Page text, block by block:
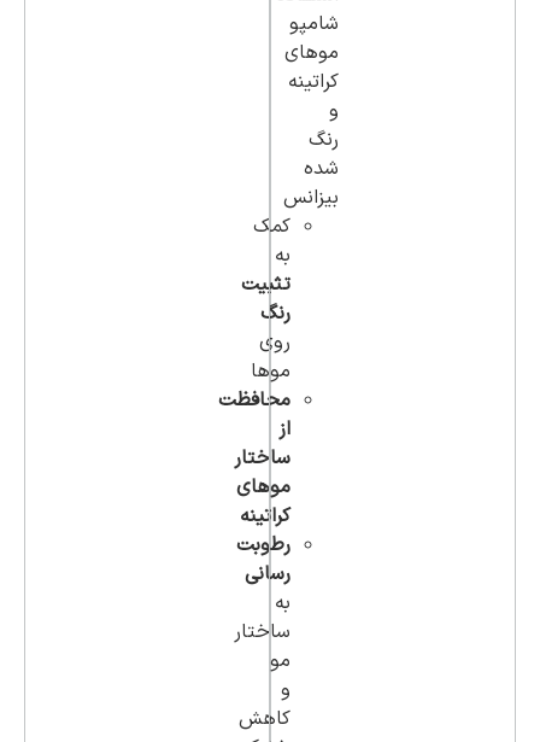
شامپو
موهای
کراتینه
و
رنگ
شده
بیزانس
کمک
به
تثبیت
رنگ
روی
موها
محافظت
از
ساختار
موهای
کراتینه
رطوبت
رسانی
به
ساختار
مو
و
کاهش